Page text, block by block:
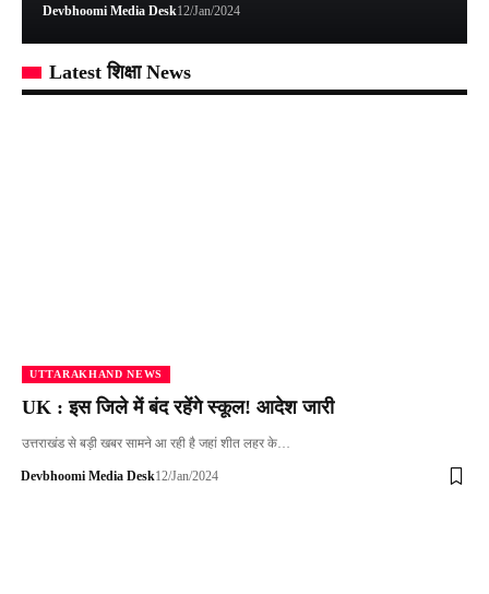
Devbhoomi Media Desk12/Jan/2024
Latest शिक्षा News
UTTARAKHAND NEWS
UK : इस जिले में बंद रहेंगे स्कूल! आदेश जारी
उत्तराखंड से बड़ी खबर सामने आ रही है जहां शीत लहर के…
Devbhoomi Media Desk12/Jan/2024